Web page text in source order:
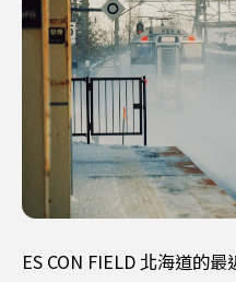
ES CON FIELD 北海道的